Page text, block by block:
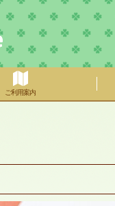
ご利用案内